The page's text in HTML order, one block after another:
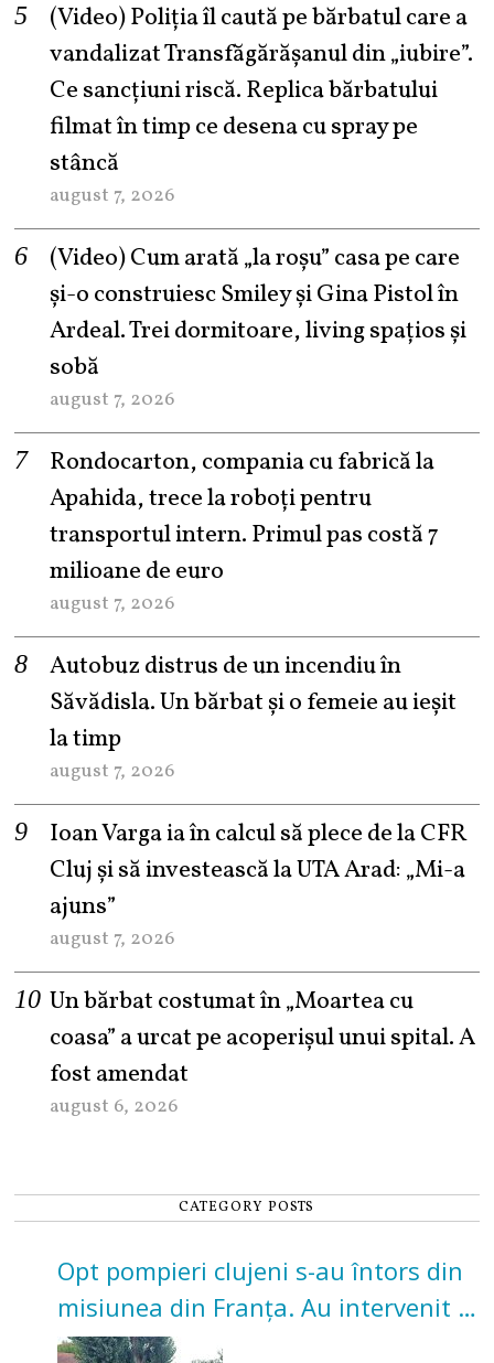
(Video) Poliția îl caută pe bărbatul care a
vandalizat Transfăgărășanul din „iubire”.
Ce sancțiuni riscă. Replica bărbatului
filmat în timp ce desena cu spray pe
stâncă
august 7, 2026
(Video) Cum arată „la roşu” casa pe care
şi-o construiesc Smiley şi Gina Pistol în
Ardeal. Trei dormitoare, living spațios și
sobă
august 7, 2026
Rondocarton, compania cu fabrică la
Apahida, trece la roboți pentru
transportul intern. Primul pas costă 7
milioane de euro
august 7, 2026
Autobuz distrus de un incendiu în
Săvădisla. Un bărbat și o femeie au ieșit
la timp
august 7, 2026
Ioan Varga ia în calcul să plece de la CFR
Cluj și să investească la UTA Arad: „Mi-a
ajuns”
august 7, 2026
Un bărbat costumat în „Moartea cu
coasa” a urcat pe acoperișul unui spital. A
fost amendat
august 6, 2026
CATEGORY POSTS
Opt pompieri clujeni s-au întors din
misiunea din Franța. Au intervenit la
incendii de vegetație și pădure